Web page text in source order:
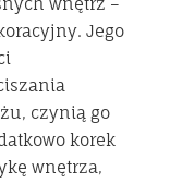
Jego
czynią go
korek
wnętrza,